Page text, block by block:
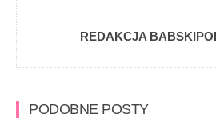
REDAKCJA
PODOBNE POSTY